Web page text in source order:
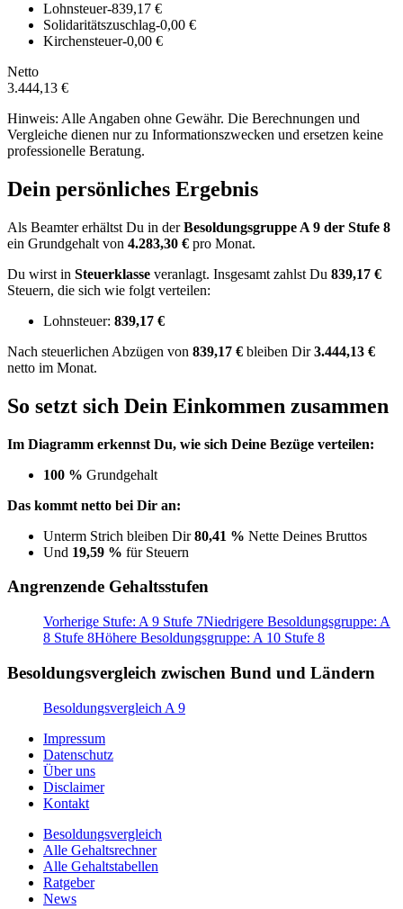
Lohnsteuer-839,17 €
Solidaritätszuschlag-0,00 €
Kirchensteuer-0,00 €
Netto
3.444,13 €
Hinweis: Alle Angaben ohne Gewähr. Die Berechnungen und
Vergleiche dienen nur zu Informationszwecken und ersetzen keine
professionelle Beratung.
Dein persönliches Ergebnis
Als Beamter erhältst Du in derBesoldungsgruppe A 9 der Stufe 8
ein Grundgehalt von 4.283,30 € pro Monat.
Du wirst in Steuerklasse veranlagt. Insgesamt zahlst Du 839,17 €
Steuern, die sich wie folgt verteilen:
Lohnsteuer: 839,17 €
Nach steuerlichen Abzügen von 839,17 € bleiben Dir3.444,13 €
netto im Monat.
So setzt sich Dein Einkommen zusammen
Im Diagramm erkennst Du, wie sich Deine Bezüge verteilen:
100 % Grundgehalt
Das kommt netto bei Dir an:
Unterm Strich bleiben Dir80,41 % Nette Deines Bruttos
Und 19,59 % für Steuern
Angrenzende Gehaltsstufen
Vorherige Stufe: A 9 Stufe 7Niedrigere Besoldungsgruppe: A
8 Stufe 8Höhere Besoldungsgruppe: A 10 Stufe 8
Besoldungsvergleich zwischen Bund und Ländern
Besoldungsvergleich A 9
Impressum
Datenschutz
Über uns
Disclaimer
Kontakt
Besoldungsvergleich
Alle Gehaltsrechner
Alle Gehaltstabellen
Ratgeber
News